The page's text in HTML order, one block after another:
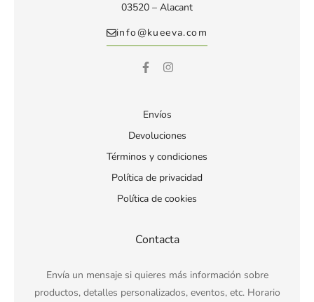
03520 – Alacant
info@kueeva.com
Envíos
Devoluciones
Términos y condiciones
Política de privacidad
Política de cookies
Contacta
Envía un mensaje si quieres más información sobre
productos, detalles personalizados, eventos, etc. Horario